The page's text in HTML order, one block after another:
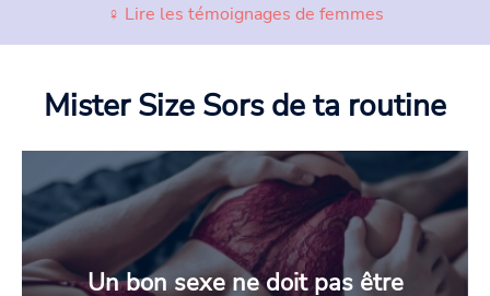
♀ Lire les témoignages de femmes
Mister Size Sors de ta routine
Un bon sexe ne doit pas être